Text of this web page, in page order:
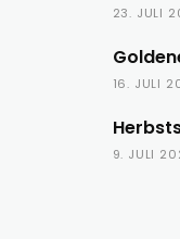
23. JULI
16. JULI
9. JULI